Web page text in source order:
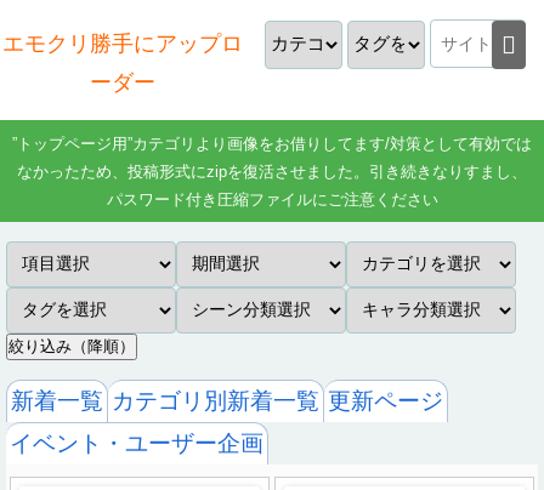
エモクリ勝手にアップロ
ーダー
”トップページ用”カテゴリより画像をお借りしてます/対策として有効では
なかったため、投稿形式にzipを復活させました。引き続きなりすまし、
パスワード付き圧縮ファイルにご注意ください
絞り込み（降順）
新着一覧 カテゴリ別新着一覧 更新ページ
イベント・ユーザー企画